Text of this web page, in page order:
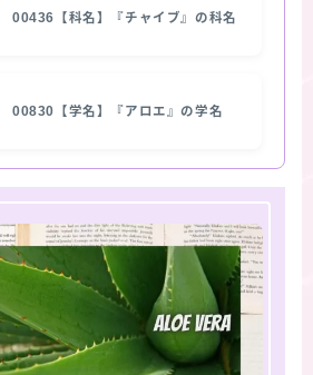
00436【科名】『チャイブ』の科名
00830【学名】『アロエ』の学名